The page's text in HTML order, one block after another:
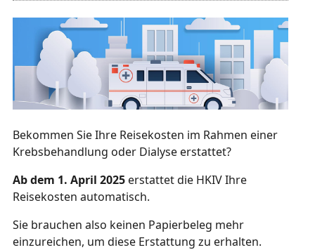
Bekommen Sie Ihre Reisekosten im Rahmen einer
Krebsbehandlung oder Dialyse erstattet?
Ab dem 1. April 2025 erstattet die HKIV Ihre
Reisekosten automatisch.
Sie brauchen also keinen Papierbeleg mehr
einzureichen, um diese Erstattung zu erhalten.